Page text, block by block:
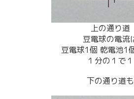
上の通り道
豆電球の電流
豆電球1個 乾電池1
１分の１で１
下の通り道も